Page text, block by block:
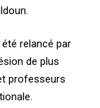
relancé par
de plus
professeurs